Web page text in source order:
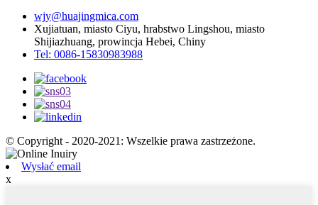
wjy@huajingmica.com
Xujiatuan, miasto Ciyu, hrabstwo Lingshou, miasto
Shijiazhuang, prowincja Hebei, Chiny
Tel: 0086-15830983988
© Copyright - 2020-2021: Wszelkie prawa zastrzeżone.
Wysłać email
x